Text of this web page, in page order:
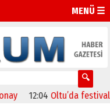
MENÜ ☰
12:04 Oltu’da festival